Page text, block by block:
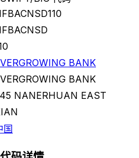
BANK
BANK
NANERHUAN EAST
国